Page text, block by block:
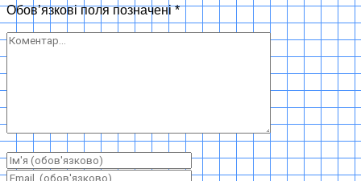
Обов’язкові поля позначені*